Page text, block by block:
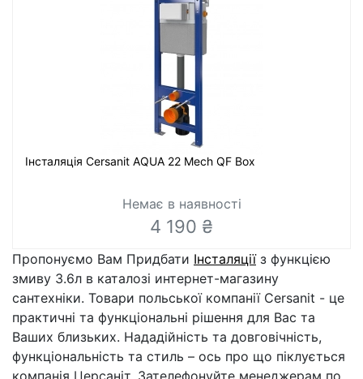
Інсталяція Cersanit AQUA 22 Mech QF Box
Немає в наявності
4 190 ₴
Пропонуємо Вам Придбати Інсталяціїз функцією
змиву 3.6л в каталозі интернет-магазину
сантехніки. Товари польської компанії Cersanit - це
практичні та функціональні рішення для Вас та
Ваших близьких. Нададійність та довговічність,
функціональність та стиль – ось про що піклується
компанія Церсаніт. Зателефонуйте менеджерам по